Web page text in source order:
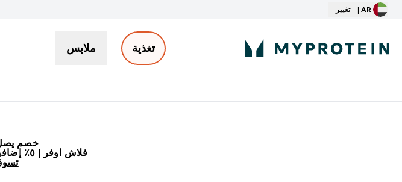
AR | تغيير
تغذية ملابس
خصم يصل
فلاش اوفر | ٥٪ إضافية باستخدام كود محدود